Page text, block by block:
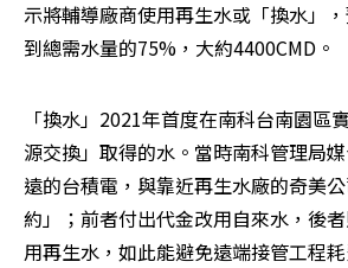
示將輔導廠商使用再生水或「換水」
到總需水量的75%，大約4400CMD。
「換水」2021年首度在南科台南園區
源交換」取得的水。當時南科管理局
遠的台積電，與靠近再生水廠的奇美
約」；前者付出代金改用自來水，後
用再生水，如此能避免遠端接管工程